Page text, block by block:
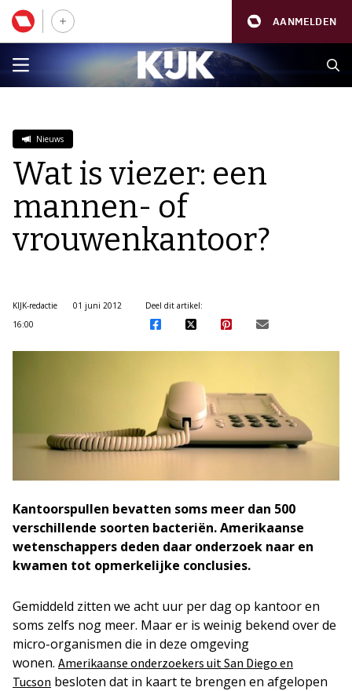
AANMELDEN
Nieuws
Wat is viezer: een
mannen- of
vrouwenkantoor?
KIJK-redactie
01 juni 2012
16:00
Deel dit artikel:
Kantoorspullen bevatten soms meer dan 500
verschillende soorten bacteriën. Amerikaanse
wetenschappers deden daar onderzoek naar en
kwamen tot opmerkelijke conclusies.
Gemiddeld zitten we acht uur per dag op kantoor en
soms zelfs nog meer. Maar er is weinig bekend over de
micro-organismen die in deze omgeving
wonen. Amerikaanse onderzoekers uit San Diego en
Tucson besloten dat in kaart te brengen en afgelopen